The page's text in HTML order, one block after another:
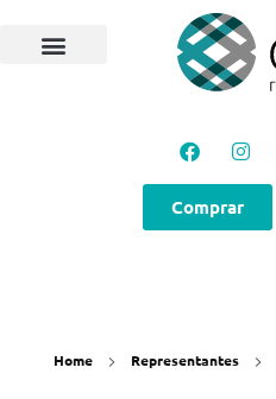
Comprar
Home Representantes